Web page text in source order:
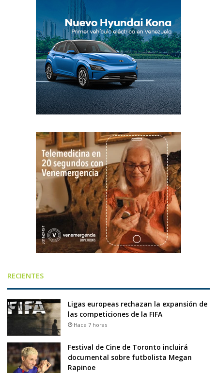
RECIENTES
Ligas europeas rechazan la expansión de
las competiciones de la FIFA
Hace 7 horas
Festival de Cine de Toronto incluirá
documental sobre futbolista Megan
Rapinoe